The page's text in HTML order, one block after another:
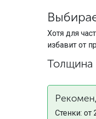
Хотя для
избавит от
Толщина
Стенки: от